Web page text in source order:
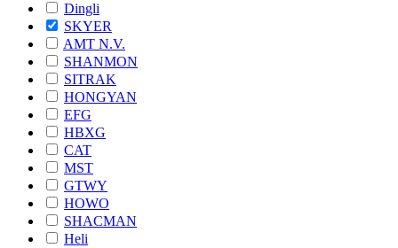
Dingli
SKYER
AMT N.V.
SHANMON
SITRAK
HONGYAN
EFG
HBXG
CAT
MST
GTWY
HOWO
SHACMAN
Heli